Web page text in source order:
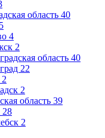
область 40
5
4
2
область 40
22
2
2
область 39
28
2